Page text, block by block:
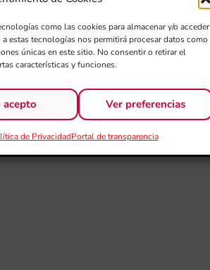
como las cookies para almacenar y/o acceder
estas tecnologías nos permitirá procesar datos como
únicas en este sitio. No consentir o retirar el
características y funciones.
acepto Ver preferencias
de PrivacidadPortal de transparencia